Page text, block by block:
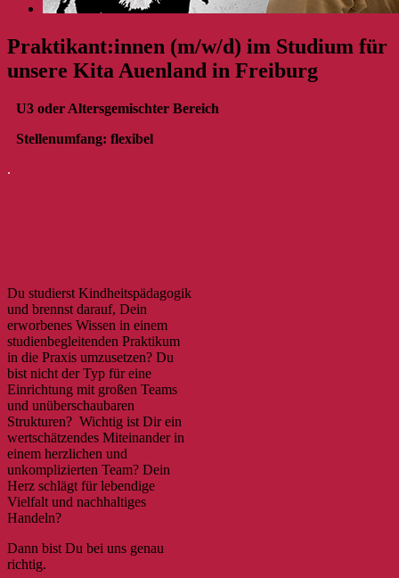
Praktikant:innen (m/w/d) im Studium für
unsere Kita Auenland in Freiburg
U3 oder Altersgemischter Bereich
Stellenumfang: flexibel
.
Du studierst Kindheitspädagogik
und brennst darauf, Dein
erworbenes Wissen in einem
studienbegleitenden Praktikum
in die Praxis umzusetzen? Du
bist nicht der Typ für eine
Einrichtung mit großen Teams
und unüberschaubaren
Strukturen? Wichtig ist Dir ein
wertschätzendes Miteinander in
einem herzlichen und
unkomplizierten Team? Dein
Herz schlägt für lebendige
Vielfalt und nachhaltiges
Handeln?
Dann bist Du bei uns genau
richtig.